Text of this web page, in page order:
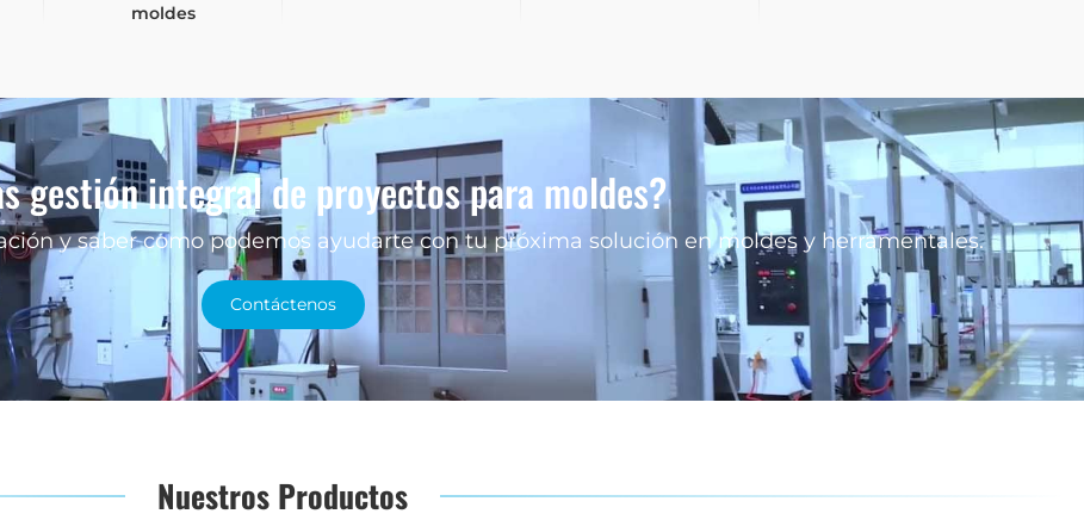
moldes
gestión integral de proyectos para moldes?
y saber como podemos ayudarte con tu próxima solución en moldes y herramentales.
Contáctenos
Nuestros Productos